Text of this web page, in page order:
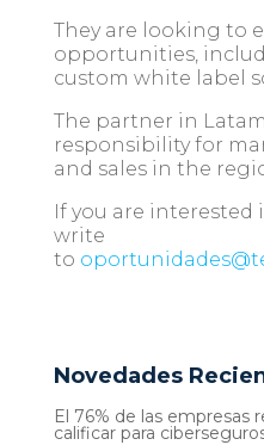
They are looking to
opportunities,
custom white label
The partner in
responsibility for
and sales in the
If you are
write
to
Novedades
El 76% de las empresas
calificar para